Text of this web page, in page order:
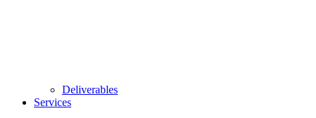
Deliverables
Services